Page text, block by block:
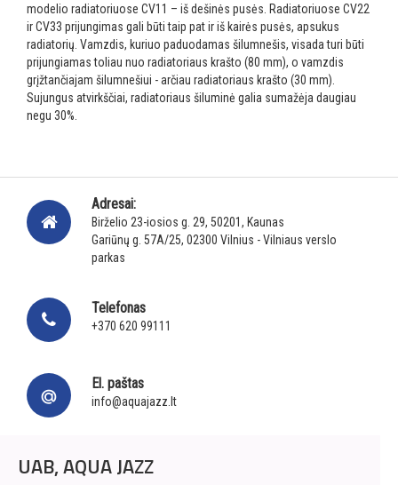
modelio radiatoriuose CV11 – iš dešinės pusės. Radiatoriuose CV22
ir CV33 prijungimas gali būti taip pat ir iš kairės pusės, apsukus
radiatorių. Vamzdis, kuriuo paduodamas šilumnešis, visada turi būti
prijungiamas toliau nuo radiatoriaus krašto (80 mm), o vamzdis
grįžtančiajam šilumnešiui - arčiau radiatoriaus krašto (30 mm).
Sujungus atvirkščiai, radiatoriaus šiluminė galia sumažėja daugiau
negu 30%.
Adresai:
Birželio 23-iosios g. 29, 50201, Kaunas
Gariūnų g. 57A/25, 02300 Vilnius - Vilniaus verslo
parkas
Telefonas
+370 620 99111
El. paštas
info@aquajazz.lt
UAB, AQUA JAZZ